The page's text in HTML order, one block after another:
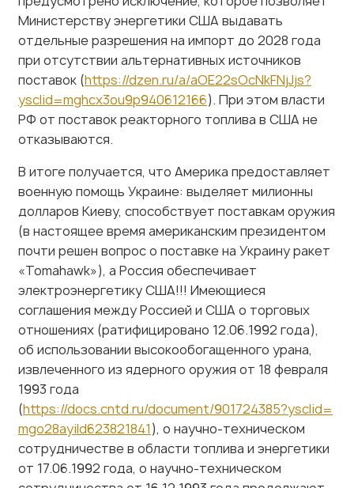
отдельные разрешения на импорт до 2028 года
при отсутствии альтернативных источников
поставок (h ttps://dzen.ru/a/aOE22sOcNkFNjJjs?
ysclid=mghcx3ou9p940612166). При этом власти
РФ от поставок реакторного топлива в США не
отказываются.
В итоге получается, что Америка предоставляет
долларов Киеву, способствует поставкам оружия
(в настоящее время американским президентом
почти решен вопрос о поставке на Украину ракет
«Tomahawk»), а Россия обеспечивает
электроэнергетику США!!! Имеющиеся
соглашения между Россией и США о торговых
отношениях (ратифицировано 12.06.1992 года),
об использовании высокообогащенного урана,
извлеченного из ядерного оружия от 18 февраля
1993 года
(https://docs.cntd.ru/document/901724385?ysclid=
mgo28ayild623821841
сотрудничестве в области топлива и энергетики
от 17.06.1992 года, о научно-техническом
сотрудничества от 16.12.1993 года продолжают
действовать. Это лживая политика двойных